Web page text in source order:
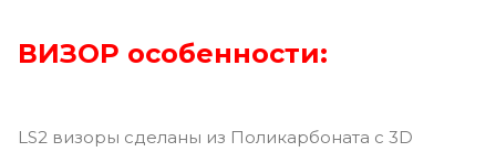
ВИЗОР особенности:
LS2 визоры сделаны из Поликарбоната с 3D